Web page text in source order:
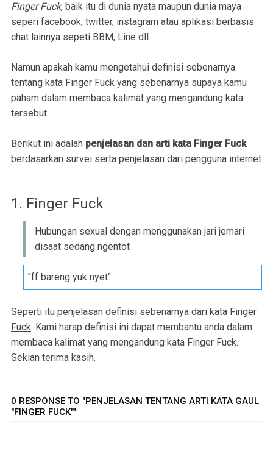
Finger Fuck, baik itu di dunia nyata maupun dunia maya
seperi facebook, twitter, instagram atau aplikasi berbasis
chat lainnya sepeti BBM, Line dll.
Namun apakah kamu mengetahui definisi sebenarnya
tentang kata Finger Fuck yang sebenarnya supaya kamu
paham dalam membaca kalimat yang mengandung kata
tersebut.
Berikut ini adalah penjelasan dan arti kata Finger Fuck
berdasarkan survei serta penjelasan dari pengguna internet
:
1. Finger Fuck
Hubungan sexual dengan menggunakan jari jemari
disaat sedang ngentot
"ff bareng yuk nyet"
Seperti itu penjelasan definisi sebenarnya dari kata Finger
Fuck. Kami harap definisi ini dapat membantu anda dalam
membaca kalimat yang mengandung kata Finger Fuck.
Sekian terima kasih.
0 RESPONSE TO "PENJELASAN TENTANG ARTI KATA GAUL
"FINGER FUCK""